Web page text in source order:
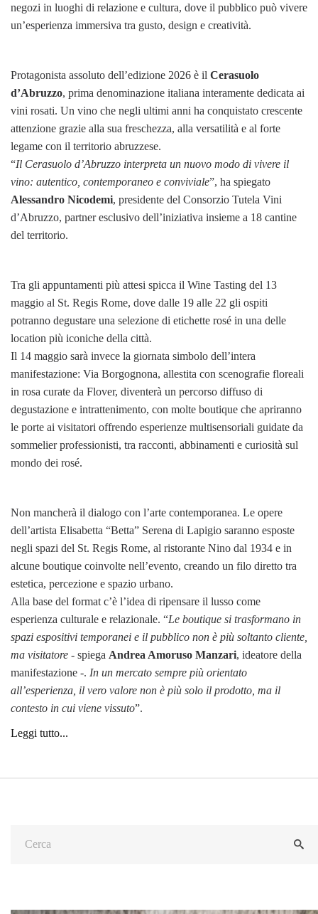
negozi in luoghi di relazione e cultura, dove il pubblico può vivere
un’esperienza immersiva tra gusto, design e creatività.
Protagonista assoluto dell’edizione 2026 è il Cerasuolo
d’Abruzzo, prima denominazione italiana interamente dedicata ai
vini rosati. Un vino che negli ultimi anni ha conquistato crescente
attenzione grazie alla sua freschezza, alla versatilità e al forte
legame con il territorio abruzzese.
“Il Cerasuolo d’Abruzzo interpreta un nuovo modo di vivere il
vino: autentico, contemporaneo e conviviale”, ha spiegato
Alessandro Nicodemi, presidente del Consorzio Tutela Vini
d’Abruzzo, partner esclusivo dell’iniziativa insieme a 18 cantine
del territorio.
Tra gli appuntamenti più attesi spicca il Wine Tasting del 13
maggio al St. Regis Rome, dove dalle 19 alle 22 gli ospiti
potranno degustare una selezione di etichette rosé in una delle
location più iconiche della città.
Il 14 maggio sarà invece la giornata simbolo dell’intera
manifestazione: Via Borgognona, allestita con scenografie floreali
in rosa curate da Flover, diventerà un percorso diffuso di
degustazione e intrattenimento, con molte boutique che apriranno
le porte ai visitatori offrendo esperienze multisensoriali guidate da
sommelier professionisti, tra racconti, abbinamenti e curiosità sul
mondo dei rosé.
Non mancherà il dialogo con l’arte contemporanea. Le opere
dell’artista Elisabetta “Betta” Serena di Lapigio saranno esposte
negli spazi del St. Regis Rome, al ristorante Nino dal 1934 e in
alcune boutique coinvolte nell’evento, creando un filo diretto tra
estetica, percezione e spazio urbano.
Alla base del format c’è l’idea di ripensare il lusso come
esperienza culturale e relazionale. “Le boutique si trasformano in
spazi espositivi temporanei e il pubblico non è più soltanto cliente,
ma visitatore - spiega Andrea Amoruso Manzari, ideatore della
manifestazione -. In un mercato sempre più orientato
all’esperienza, il vero valore non è più solo il prodotto, ma il
contesto in cui viene vissuto”.
Leggi tutto...